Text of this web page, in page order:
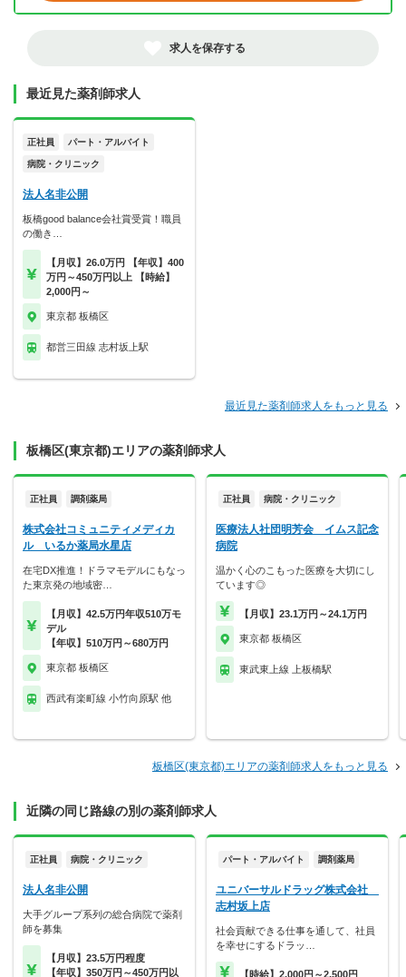
求人を保存する
最近見た薬剤師求人
正社員 パート・アルバイト
病院・クリニック
法人名非公開
板橋good balance会社賞受賞！職員
の働き…
【月収】26.0万円 【年収】400
万円～450万円以上 【時給】
2,000円～
東京都 板橋区
都営三田線 志村坂上駅
最近見た薬剤師求人をもっと見る
板橋区(東京都)エリアの薬剤師求人
正社員 調剤薬局
株式会社コミュニティメディカ
ル いるか薬局水星店
在宅DX推進！ドラマモデルにもなっ
た東京発の地域密…
【月収】42.5万円年収510万モ
デル
【年収】510万円～680万円
東京都 板橋区
西武有楽町線 小竹向原駅 他
正社員 病院・クリニック
医療法人社団明芳会 イムス記念
病院
温かく心のこもった医療を大切にし
ています◎
【月収】23.1万円～24.1万円
東京都 板橋区
東武東上線 上板橋駅
板橋区(東京都)エリアの薬剤師求人をもっと見る
近隣の同じ路線の別の薬剤師求人
正社員 病院・クリニック
法人名非公開
大手グループ系列の総合病院で薬剤
師を募集
【月収】23.5万円程度
【年収】350万円～450万円以
パート・アルバイト 調剤薬局
ユニバーサルドラッグ株式会社
志村坂上店
社会貢献できる仕事を通して、社員
を幸せにするドラッ…
【時給】2,000円～2,500円